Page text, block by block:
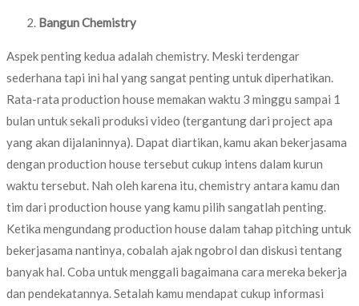
Bangun Chemistry
Aspek penting kedua adalah chemistry. Meski terdengar
sederhana tapi ini hal yang sangat penting untuk diperhatikan.
Rata-rata production house memakan waktu 3 minggu sampai 1
bulan untuk sekali produksi video (tergantung dari project apa
yang akan dijalaninnya). Dapat diartikan, kamu akan bekerjasama
dengan production house tersebut cukup intens dalam kurun
waktu tersebut. Nah oleh karena itu, chemistry antara kamu dan
tim dari production house yang kamu pilih sangatlah penting.
Ketika mengundang production house dalam tahap pitching untuk
bekerjasama nantinya, cobalah ajak ngobrol dan diskusi tentang
banyak hal. Coba untuk menggali bagaimana cara mereka bekerja
dan pendekatannya. Setalah kamu mendapat cukup informasi